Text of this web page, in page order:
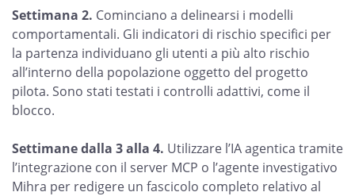
Settimana 2. Cominciano a delinearsi i modelli
comportamentali. Gli indicatori di rischio specifici per
la partenza individuano gli utenti a più alto rischio
all’interno della popolazione oggetto del progetto
pilota. Sono stati testati i controlli adattivi, come il
blocco.
Settimane dalla 3 alla 4. Utilizzare l’IA agentica tramite
l’integrazione con il server MCP o l’agente investigativo
Mihra per redigere un fascicolo completo relativo al